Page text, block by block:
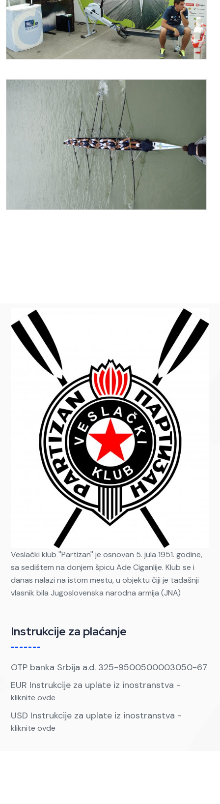
Veslački klub ''Partizan'' je osnovan 5. jula 1951. godine,
sa sedištem na donjem špicu Ade Ciganlije. Klub se i
danas nalazi na istom mestu, u objektu čiji je tadašnji
vlasnik bila Jugoslovenska narodna armija (JNA)
Instrukcije za plaćanje
OTP banka Srbija a.d. 325-9500500003050-67
EUR Instrukcije za uplate iz inostranstva -
kliknite ovde
USD Instrukcije za uplate iz inostranstva -
kliknite ovde